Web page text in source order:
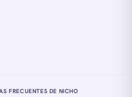
FRECUENTES DE NICHO